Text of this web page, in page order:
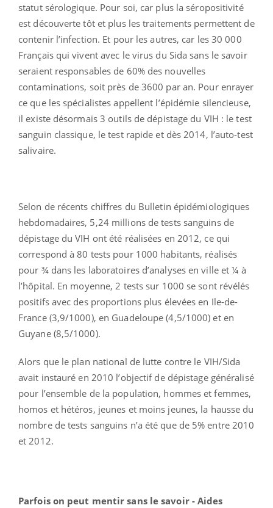
statut sérologique. Pour soi, car plus la séropositivité
est découverte tôt et plus les traitements permettent de
contenir l’infection. Et pour les autres, car les 30 000
Français qui vivent avec le virus du Sida sans le savoir
seraient responsables de 60% des nouvelles
contaminations, soit près de 3600 par an. Pour enrayer
ce que les spécialistes appellent l’épidémie silencieuse,
il existe désormais 3 outils de dépistage du VIH : le test
sanguin classique, le test rapide et dès 2014, l’auto-test
salivaire.
Selon de récents chiffres du Bulletin épidémiologiques
hebdomadaires, 5,24 millions de tests sanguins de
dépistage du VIH ont été réalisées en 2012, ce qui
correspond à 80 tests pour 1000 habitants, réalisés
pour ¾ dans les laboratoires d’analyses en ville et ¼ à
l’hôpital. En moyenne, 2 tests sur 1000 se sont révélés
positifs avec des proportions plus élevées en Ile-de-
France (3,9/1000), en Guadeloupe (4,5/1000) et en
Guyane (8,5/1000).
Alors que le plan national de lutte contre le VIH/Sida
avait instauré en 2010 l’objectif de dépistage généralisé
pour l’ensemble de la population, hommes et femmes,
homos et hétéros, jeunes et moins jeunes, la hausse du
nombre de tests sanguins n’a été que de 5% entre 2010
et 2012.
Parfois on peut mentir sans le savoir - Aides